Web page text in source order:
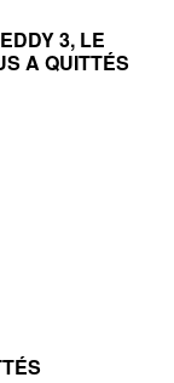
3, LE
A QUITTÉS